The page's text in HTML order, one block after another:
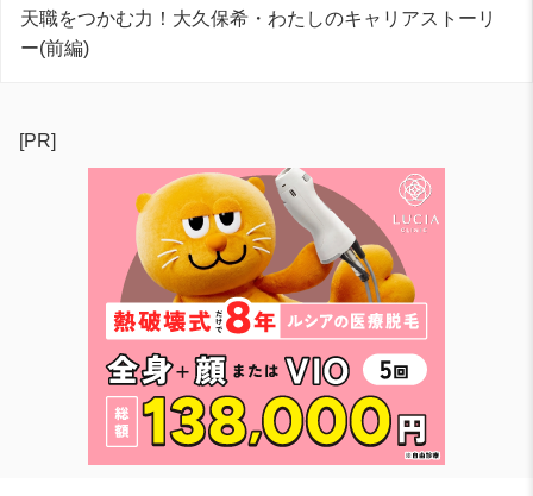
天職をつかむ力！大久保希・わたしのキャリアストーリ
ー(前編)
[PR]